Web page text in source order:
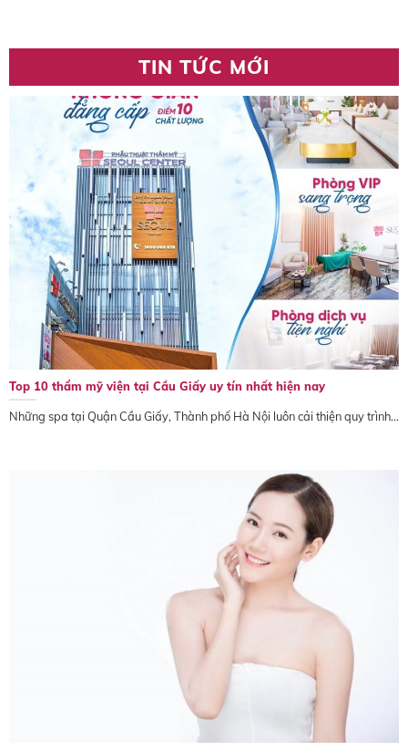
TIN TỨC MỚI
Top 10 thẩm mỹ viện tại Cầu Giấy uy tín nhất hiện nay
Những spa tại Quận Cầu Giấy, Thành phố Hà Nội luôn cải thiện quy trình...